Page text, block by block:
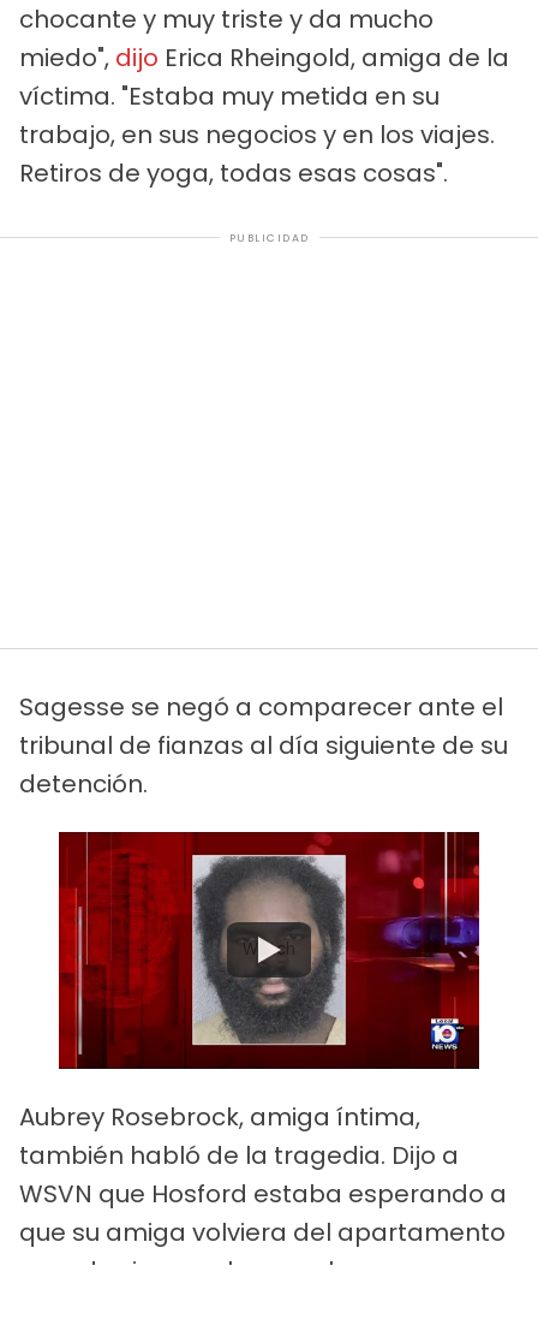
chocante y muy triste y da mucho
miedo", dijo Erica Rheingold, amiga de la
víctima. "Estaba muy metida en su
trabajo, en sus negocios y en los viajes.
Retiros de yoga, todas esas cosas".
PUBLICIDAD
Sagesse se negó a comparecer ante el
tribunal de fianzas al día siguiente de su
detención.
Watch
Aubrey Rosebrock, amiga íntima,
también habló de la tragedia. Dijo a
WSVN que Hosford estaba esperando a
que su amiga volviera del apartamento
cuando vio que el sospechoso se